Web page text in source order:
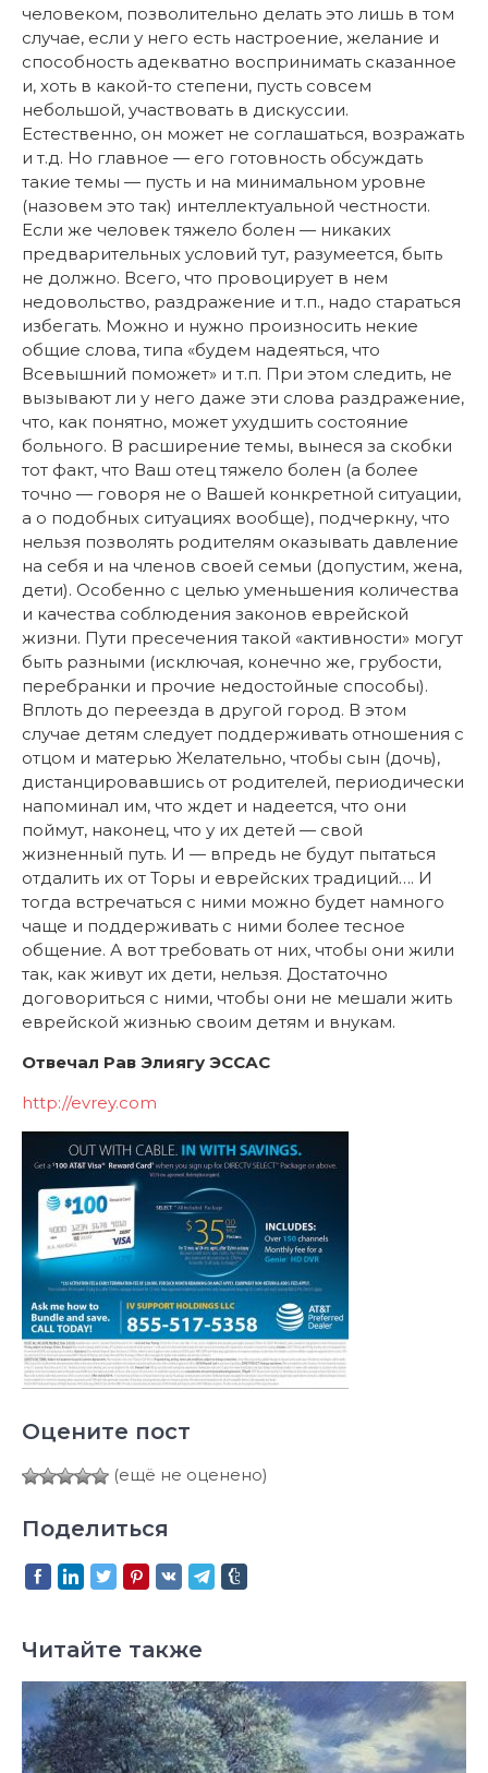
человеком, позволительно делать это лишь в том
случае, если у него есть настроение, желание и
способность адекватно воспринимать сказанное
и, хоть в какой-то степени, пусть совсем
небольшой, участвовать в дискуссии.
Естественно, он может не соглашаться, возражать
и т.д. Но главное — его готовность обсуждать
такие темы — пусть и на минимальном уровне
(назовем это так) интеллектуальной честности.
Если же человек тяжело болен — никаких
предварительных условий тут, разумеется, быть
не должно. Всего, что провоцирует в нем
недовольство, раздражение и т.п., надо стараться
избегать. Можно и нужно произносить некие
общие слова, типа «будем надеяться, что
Всевышний поможет» и т.п. При этом следить, не
вызывают ли у него даже эти слова раздражение,
что, как понятно, может ухудшить состояние
больного. В расширение темы, вынеся за скобки
тот факт, что Ваш отец тяжело болен (а более
точно — говоря не о Вашей конкретной ситуации,
а о подобных ситуациях вообще), подчеркну, что
нельзя позволять родителям оказывать давление
на себя и на членов своей семьи (допустим, жена,
дети). Особенно с целью уменьшения количества
и качества соблюдения законов еврейской
жизни. Пути пресечения такой «активности» могут
быть разными (исключая, конечно же, грубости,
перебранки и прочие недостойные способы).
Вплоть до переезда в другой город. В этом
случае детям следует поддерживать отношения с
отцом и матерью Желательно, чтобы сын (дочь),
дистанцировавшись от родителей, периодически
напоминал им, что ждет и надеется, что они
поймут, наконец, что у их детей — свой
жизненный путь. И — впредь не будут пытаться
отдалить их от Торы и еврейских традиций…. И
тогда встречаться с ними можно будет намного
чаще и поддерживать с ними более тесное
общение. А вот требовать от них, чтобы они жили
так, как живут их дети, нельзя. Достаточно
договориться с ними, чтобы они не мешали жить
еврейской жизнью своим детям и внукам.
Отвечал Рав Элиягу ЭССАС
http://evrey.com
Оцените пост
(ещё не оценено)
Поделиться
Читайте также